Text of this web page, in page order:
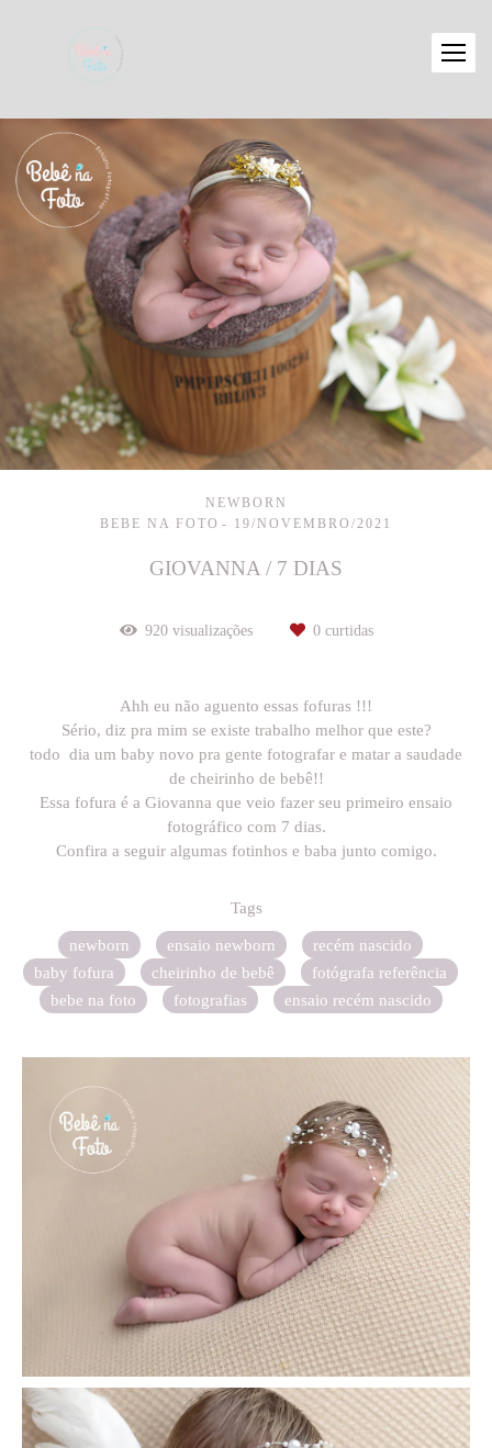
NEWBORN
BEBE NA FOTO
19/NOVEMBRO/2021
GIOVANNA / 7 DIAS
920visualizações 0curtidas
Ahh eu não aguento essas fofuras !!!
Sério, diz pra mim se existe trabalho melhor que este?
todo dia um baby novo pra gente fotografar e matar a saudade
de cheirinho de bebê!!
Essa fofura é a Giovanna que veio fazer seu primeiro ensaio
fotográfico com 7 dias.
Confira a seguir algumas fotinhos e baba junto comigo.
Tags
newborn
ensaio newborn
recém nascido
baby fofura
cheirinho de bebê
fotógrafa referência
bebe na foto
fotografias ensaio recém nascido